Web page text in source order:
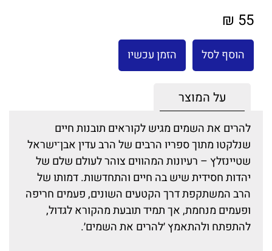
55 ₪
הוסף לסל הזמן עכשיו
על המוצר
להרים את השמים מגיש לקוראים תובנות חיים
שנלקטו מתוך ספריו הרבים של הרב עדין אבן־ישראל
שטיינזלץ – רעיונות המהווים צוהר לעולם שלם של
יהדות חסידית שיש בה חיים והתחדשות. דמותו של
הרב המשתקפת דרך הקטעים השונים, פעמים חריפה
ופעמים מנחמת, אך תמיד תובעת מהקורא לגדול,
להתפתח ולהתאמץ ׳להרים את השמים׳.